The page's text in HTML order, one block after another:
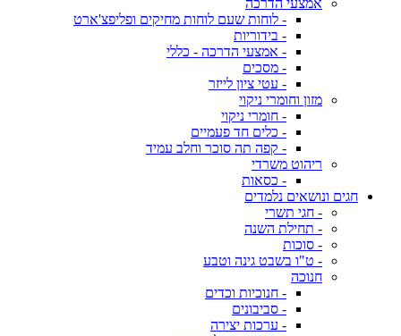
אמצעי הדרכה
- לוחות שעם לוחות מחיקים ופליפצ'ארט
- בידוריות
- אמצעי הדרכה - כללי
- מסכים
- עטי ציון לייזר
מזון וחומרי ניקוי
- חומרי ניקוי
- כלים חד פעמיים
- קפה תה סוכר וחלב עמיד
ריהוט משרדי
- כסאות
חגים ונושאים נלמדים
- חגי תשרי
- תחילת השנה
- סוכות
- ט"ו בשבט גינה וטבע
חנוכה
- חנוכיות וכדים
- סביבונים
- ערכות יצירה